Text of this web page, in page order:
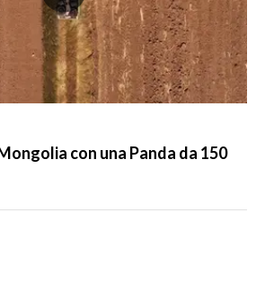
con una Panda da 150